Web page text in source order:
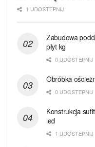
1 UDOSTEPNIJ
Zabudowa
płyt kg
0 UDOSTEPNIJ
Obróbka
0 UDOSTEPNIJ
Konstrukcja
led
1 UDOSTEPNIJ